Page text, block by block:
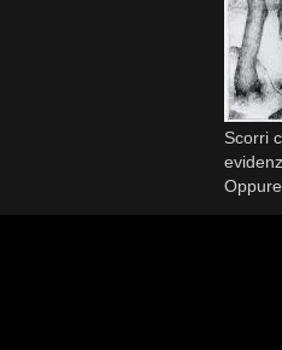
Scorri
Oppure